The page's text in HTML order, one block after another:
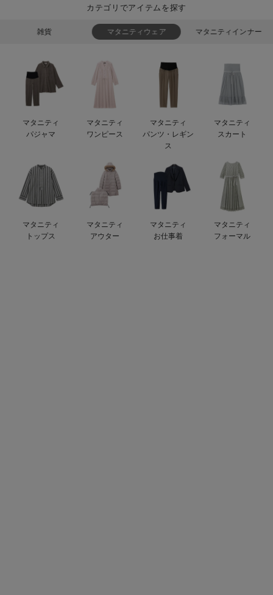
冬に可愛いニットがお得！
親子コーデ｜ママとベビーにおすすめ！
便利な育児家電
Gift Selection 出産祝い
保育園・入園準備特集
ファルスカ
デロンギ
カテゴリでアイテムを探す
雑貨 マタニティウェア マタニティインナー
マタニティ
パジャマ
マタニティ
ワンピース
マタニティ
パンツ・レギン
ス
マタニティ
スカート
マタニティ
トップス
マタニティ
アウター
マタニティ
お仕事着
マタニティ
フォーマル